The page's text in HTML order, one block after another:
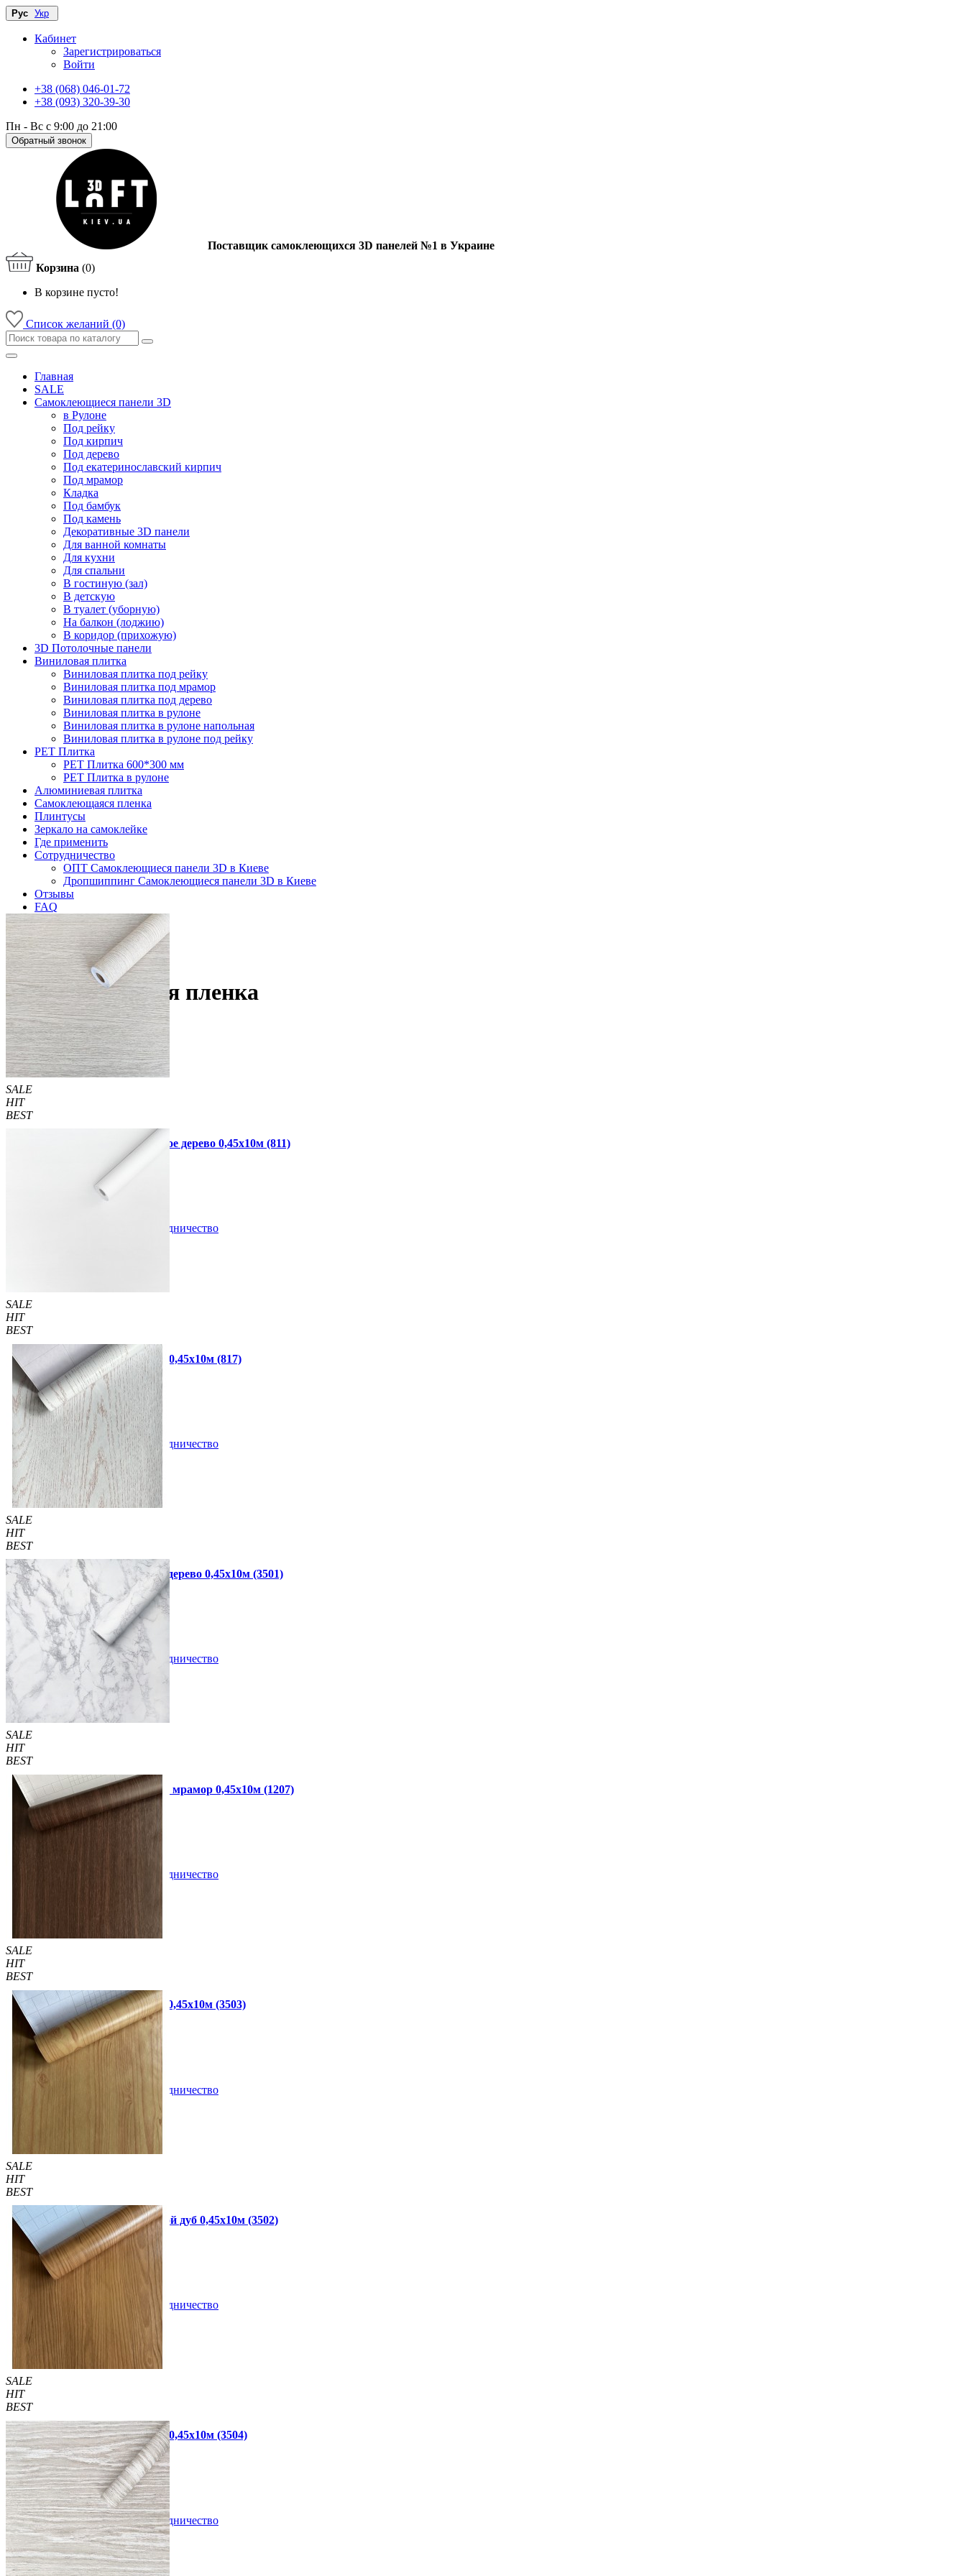
Рус Укр
Кабинет
Зарегистрироваться
Войти
+38 (068) 046-01-72
+38 (093) 320-39-30
Пн - Вс с 9:00 до 21:00
Обратный звонок
Поставщик самоклеющихся 3D панелей №1 в Украине
Корзина (0)
В корзине пусто!
Список желаний (0)
Главная
SALE
Самоклеющиеся панели 3D
в Рулоне
Под рейку
Под кирпич
Под дерево
Под екатеринославский кирпич
Под мрамор
Кладка
Под бамбук
Под камень
Декоративные 3D панели
Для ванной комнаты
Для кухни
Для спальни
В гостиную (зал)
В детскую
В туалет (уборную)
На балкон (лоджию)
В коридор (прихожую)
3D Потолочные панели
Виниловая плитка
Виниловая плитка под рейку
Виниловая плитка под мрамор
Виниловая плитка под дерево
Виниловая плитка в рулоне
Виниловая плитка в рулоне напольная
Виниловая плитка в рулоне под рейку
PET Плитка
PET Плитка 600*300 мм
PET Плитка в рулоне
Алюминиевая плитка
Самоклеющаяся пленка
Плинтусы
Зеркало на самоклейке
Где применить
Сотрудничество
ОПТ Самоклеющиеся панели 3D в Киеве
Дропшиппинг Самоклеющиеся панели 3D в Киеве
Отзывы
FAQ
Контакты
Главная
Самоклеющаяся пленка
Самоклеющаяся пленка
SALE
HIT
BEST
Самоклеющаяся пленка бежевое дерево 0,45х10м (811)
Сотрудничество
SALE
HIT
BEST
Самоклеющаяся пленка белая 0,45х10м (817)
440 грн. 499 грн.
Купить В закладки Сотрудничество
SALE
HIT
BEST
Самоклеющаяся пленка белое дерево 0,45х10м (3501)
440 грн. 499 грн.
Купить В закладки Сотрудничество
SALE
HIT
BEST
Самоклеющаяся пленка белый мрамор 0,45х10м (1207)
440 грн. 499 грн.
Купить Сотрудничество
SALE
HIT
BEST
Самоклеющаяся пленка венге 0,45х10м (3503)
440 грн. 499 грн.
Купить В закладки Сотрудничество
SALE
HIT
BEST
Самоклеющаяся пленка золотой дуб 0,45х10м (3502)
440 грн. 499 грн.
Купить В закладки Сотрудничество
SALE
HIT
BEST
Самоклеющаяся пленка ольха 0,45х10м (3504)
440 грн. 499 грн.
Купить В закладки Сотрудничество